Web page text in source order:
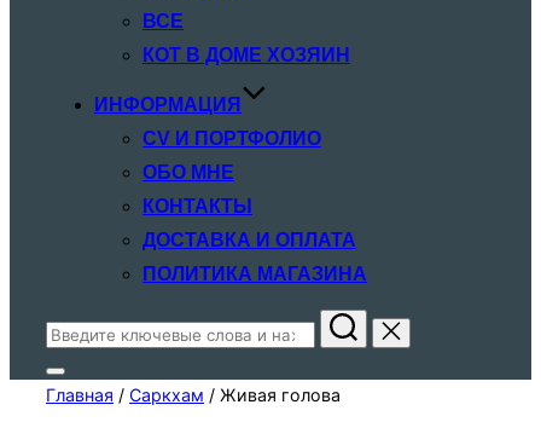
ВСЕ
КОТ В ДОМЕ ХОЗЯИН
ИНФОРМАЦИЯ
CV И ПОРТФОЛИО
ОБО МНЕ
КОНТАКТЫ
ДОСТАВКА И ОПЛАТА
ПОЛИТИКА МАГАЗИНА
Поиск
по:
Переключить
боковую
Главная / Саркхам / Живая голова